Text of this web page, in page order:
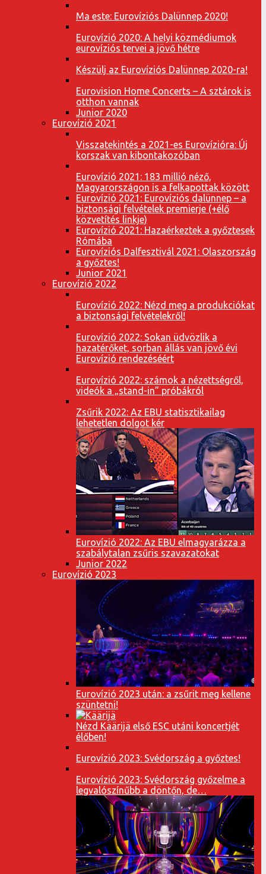
Ma este: Eurovíziós Dalünnep 2020!
Eurovízió 2020: A helyi közmédiumok
eurovíziós tervei a jövő hétre
Készülj az Eurovíziós Dalünnep 2020-ra!
Eurovision Home Concerts – A sztárok is
otthon vannak
Junior 2020
Eurovízió 2021
Visszatekintés a 2021-es Eurovízióra: Új
korszak van kibontakozóban
Eurovízió 2021: 183 millió néző,
Magyarországon is a felkapottak között
Eurovízió 2021: Eurovíziós dalünnep – a
biztonsági felvételek premierje (+élő
közvetítés linkje)
Eurovízió 2021: Hazaérkeztek a győztesek
Rómába
Eurovíziós Dalfesztivál 2021: Olaszország
a győztes!
Junior 2021
Eurovízió 2022
Eurovízió 2022: Nézd meg a produkciókat
a biztonsági felvételekről!
Eurovízió 2022: Sokan üdvözlik a
hazatérőket, sorban állás van jövő évi
Eurovízió rendezéséért
Eurovízió 2022: számok a nézettségről,
videók a „stand-in” próbákról
Zsűrik 2022: Az EBU statisztikailag
lehetetlen dolgot kér
Eurovízió 2022: Az EBU elmagyarázza a
szabálytalan zsűris szavazatokat
Junior 2022
Eurovízió 2023
Eurovízió 2023 után: a zsűrit meg kellene
szüntetni!
Nézd Käärijä első ESC utáni koncertjét
élőben!
Eurovízió 2023: Svédország a győztes!
Eurovízió 2023: Svédország győzelme a
legvalószínűbb a döntőn, de…